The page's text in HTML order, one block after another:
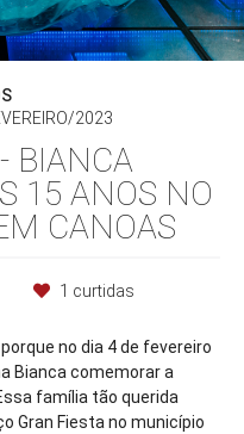
2023
BIANCA
15 ANOS NO
CANOAS
1 curtidas
no dia 4 de fevereiro
Bianca comemorar a
família tão querida
Gran Fiesta no município